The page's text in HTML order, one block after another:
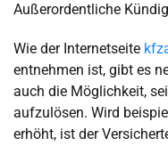
Außerordentliche
Wie der Internetseite
entnehmen ist, gibt es
auch die Möglichkeit,
aufzulösen. Wird
erhöht, ist der